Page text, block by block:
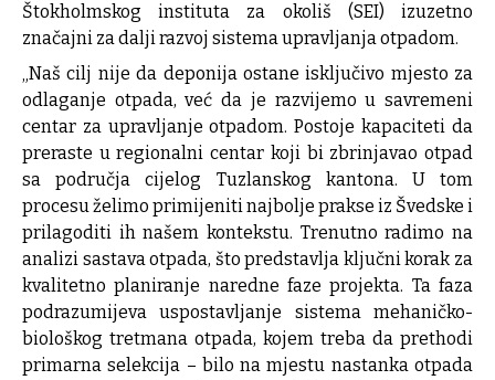
Štokholmskog instituta za okoliš (SEI) izuzetno
značajni za dalji razvoj sistema upravljanja otpadom.
„Naš cilj nije da deponija ostane isključivo mjesto za
odlaganje otpada, već da je razvijemo u savremeni
centar za upravljanje otpadom. Postoje kapaciteti da
preraste u regionalni centar koji bi zbrinjavao otpad
sa područja cijelog Tuzlanskog kantona. U tom
procesu želimo primijeniti najbolje prakse iz Švedske i
prilagoditi ih našem kontekstu. Trenutno radimo na
analizi sastava otpada, što predstavlja ključni korak za
kvalitetno planiranje naredne faze projekta. Ta faza
podrazumijeva uspostavljanje sistema mehaničko-
biološkog tretmana otpada, kojem treba da prethodi
primarna selekcija – bilo na mjestu nastanka otpada